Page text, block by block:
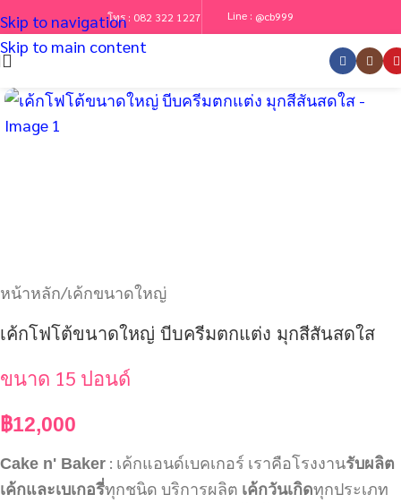
Skip to navigation
Skip to main content
โทร : 082 322 1227 Line : @cb999
หน้าหลัก/เค้กขนาดใหญ่
เค้กโฟโต้ขนาดใหญ่ บีบครีมตกแต่ง มุกสีสันสดใส
ขนาด 15 ปอนด์
฿12,000
Cake n' Baker : เค้กแอนด์เบคเกอร์ เราคือโรงงานรับผลิต
เค้กและเบเกอรี่ทุกชนิด บริการผลิต เค้กวันเกิดทุกประเภท